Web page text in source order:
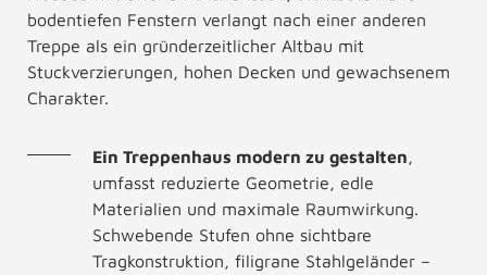
bodentiefen Fenstern verlangt nach einer anderen
Treppe als ein gründerzeitlicher Altbau mit
Stuckverzierungen, hohen Decken und gewachsenem
Charakter.
Ein Treppenhaus modern zu gestalten,
umfasst reduzierte Geometrie, edle
Materialien und maximale Raumwirkung.
Schwebende Stufen ohne sichtbare
Tragkonstruktion, filigrane Stahlgeländer –